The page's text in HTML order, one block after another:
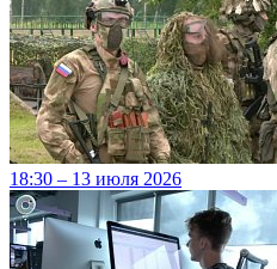
18:30 – 13 июля 2026